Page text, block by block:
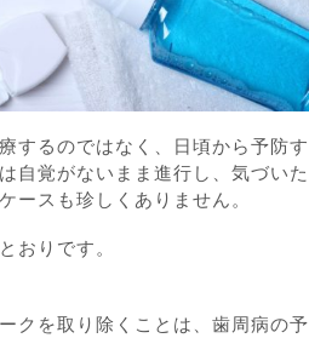
するのではなく、日頃から予防す
自覚がないまま進行し、気づいた
ースも珍しくありません。
おりです。
クを取り除くことは、歯周病の予